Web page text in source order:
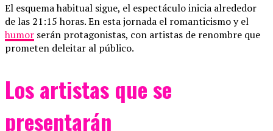
El esquema habitual sigue, el espectáculo inicia alrededor
de las 21:15 horas. En esta jornada el romanticismo y el
humor serán protagonistas, con artistas de renombre que
prometen deleitar al público.
Los artistas que se
presentarán